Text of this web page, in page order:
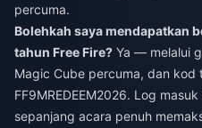
percuma.
Bolehkah saya mendapatkan
tahun Free Fire? Ya — melalui
Magic Cube percuma, dan kod
FF9MREDEEM2026. Log
sepanjang acara penuh